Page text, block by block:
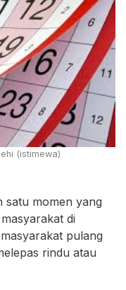
(istimewa)
satu momen yang
di
pulang
rindu atau